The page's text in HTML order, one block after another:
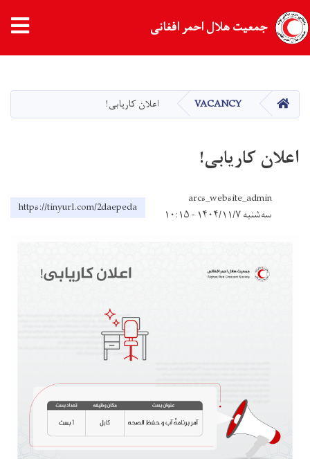
main
content
جمعیت هلال احمر افغانی
HOME
VACANCY اعلان کاریابی!
اعلان کاریابی!
arcs_website_admin
سه‌شنبه ۱۴۰۴/۱۱/۷ - ۱۰:۱۵
https://tinyurl.com/2daepeda